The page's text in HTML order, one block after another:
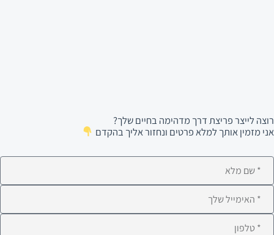
רוצה לייצר פריצת דרך מדהימה בחיים שלך?
אני מזמין אותך למלא פרטים ונחזור אליך בהקדם
מלא
אימייל
טלפון